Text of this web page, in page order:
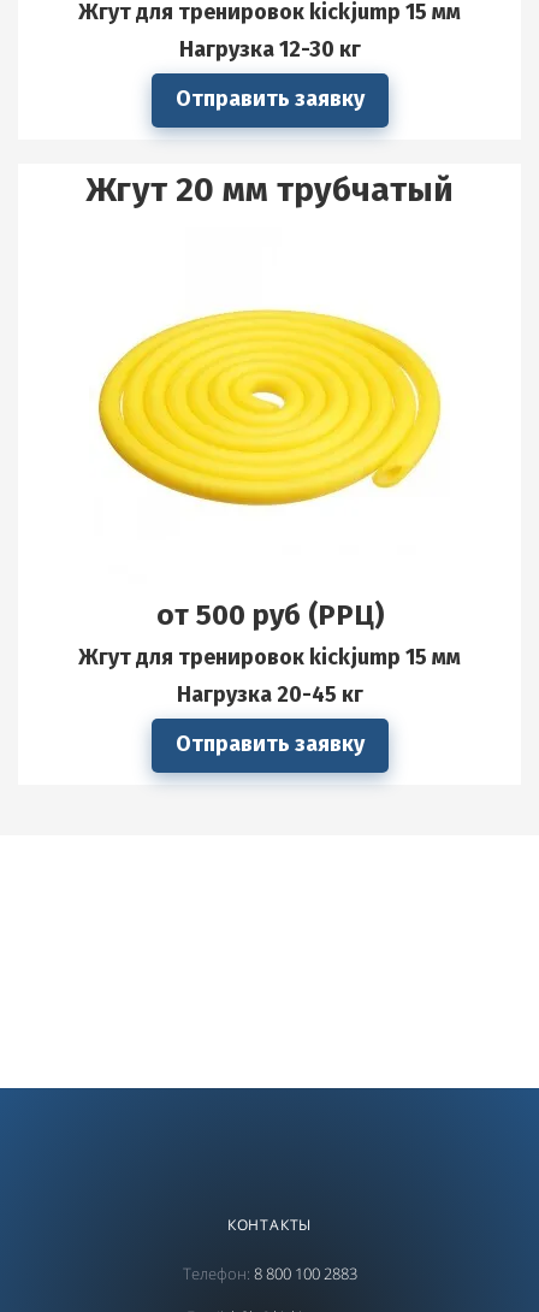
Жгут для тренировок kickjump 15 мм
Нагрузка 12-30 кг
Отправить заявку
Жгут 20 мм трубчатый
от 500 руб (РРЦ)
Жгут для тренировок kickjump 15 мм
Нагрузка 20-45 кг
Отправить заявку
КОНТАКТЫ
Телефон: 8 800 100 2883